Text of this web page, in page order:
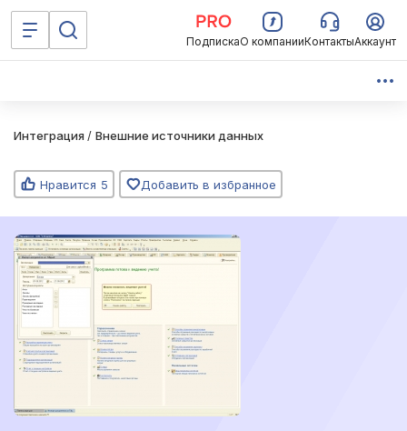
ПодпискаО компанииКонтактыАккаунт
Интеграция / Внешние источники данных
Нравится 5 Добавить в избранное